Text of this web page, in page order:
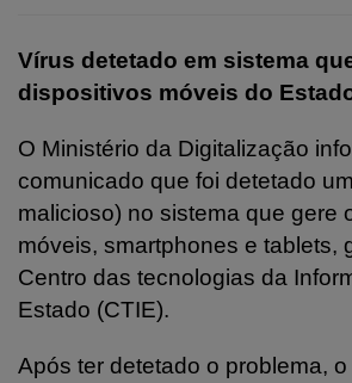
Vírus detetado em sistema
dispositivos móveis do
O Ministério da Digitalização
comunicado que foi detetado
malicioso) no sistema que gere
móveis, smartphones e tablets,
Centro das tecnologias da
Estado (CTIE).
Após ter detetado o problema,